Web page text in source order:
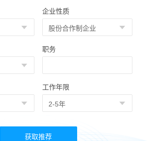
企业性质
职务
工作年限